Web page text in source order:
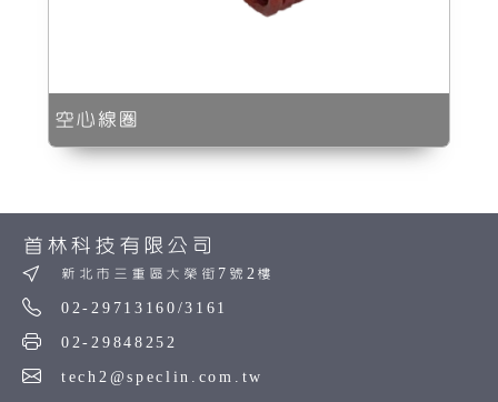
空心線圈
首林科技有限公司
新北市三重區大榮街7號2樓
02-29713160/3161
02-29848252
tech2@speclin.com.tw